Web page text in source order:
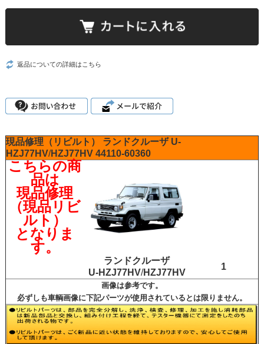
返品についての詳細はこちら
現品修理（リビルト） ランドクルーザ U-
HZJ77HV/HZJ77HV 44110-60360
こちらの商
品は
現品修理
（現品リビ
ルト）
となりま
す。
ランドクルーザ
U-HZJ77HV/HZJ77HV
1
画像は参考です。
必ずしも車輌画像に下記パーツが使用されているとは限りません。